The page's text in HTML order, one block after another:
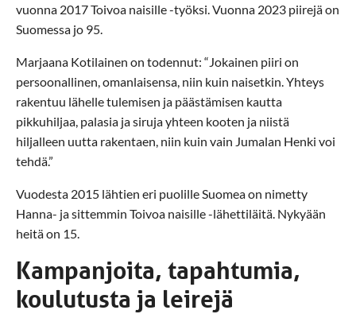
vuonna 2017 Toivoa naisille -työksi. Vuonna 2023 piirejä on
Suomessa jo 95.
Marjaana Kotilainen on todennut: “Jokainen piiri on
persoonallinen, omanlaisensa, niin kuin naisetkin. Yhteys
rakentuu lähelle tulemisen ja päästämisen kautta
pikkuhiljaa, palasia ja siruja yhteen kooten ja niistä
hiljalleen uutta rakentaen, niin kuin vain Jumalan Henki voi
tehdä.”
Vuodesta 2015 lähtien eri puolille Suomea on nimetty
Hanna- ja sittemmin Toivoa naisille -lähettiläitä. Nykyään
heitä on 15.
Kampanjoita, tapahtumia,
koulutusta ja leirejä